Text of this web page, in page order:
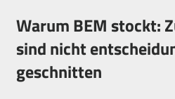
Warum BEM stockt:
sind nicht
geschnitten